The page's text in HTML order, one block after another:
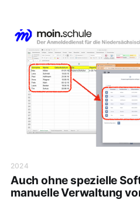
2024
Auch ohne spezielle
manuelle Verwaltung